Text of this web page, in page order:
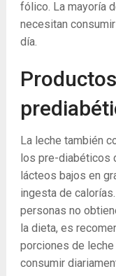
fólico. La mayoría
necesitan
día.
La leche también
los pre-diabéticos
lácteos bajos en
ingesta de
personas no
la dieta, es
porciones de
consumir